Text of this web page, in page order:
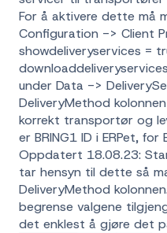
For å aktivere dette må
Configuration -> Client
showdeliveryservices =
under Data ->
DeliveryMethod
korrekt transportør og
er BRING1 ID i ERPet,
Oppdatert 18.08.23:
tar hensyn til dette så
DeliveryMethod
begrense valgene
det enklest å gjøre det